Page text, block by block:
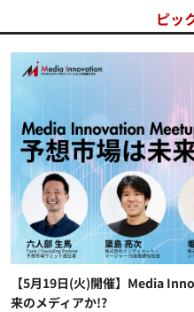
ピッ
【5月19日(火)開催】Media
来のメディアか!?